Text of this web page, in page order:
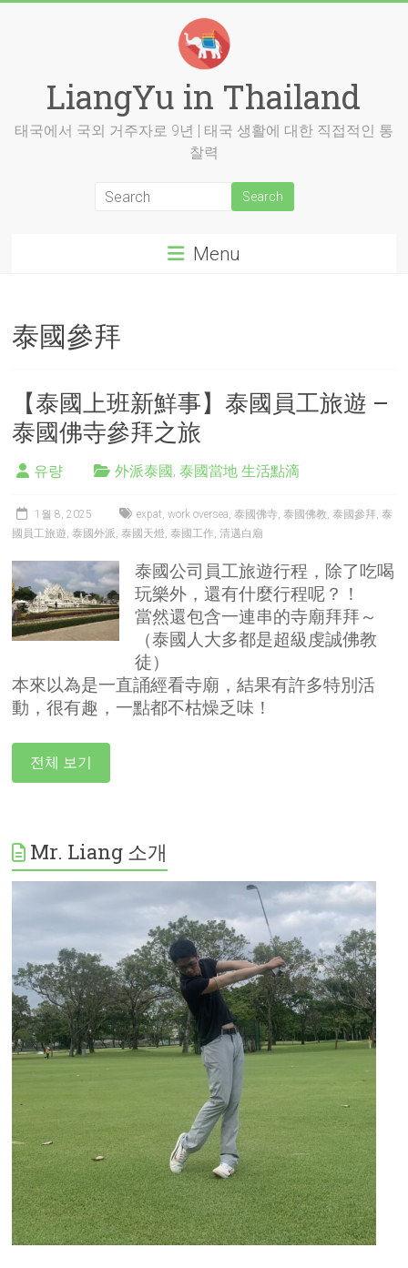
LiangYu in Thailand
태국에서 국외 거주자로 9년 | 태국 생활에 대한 직접적인 통
찰력
Menu
泰國參拜
【泰國上班新鮮事】泰國員工旅遊 –
泰國佛寺參拜之旅
유량 外派泰國,泰國當地 生活點滴
1월 8, 2025 expat,work oversea,泰國佛寺,泰國佛教,泰國參拜,泰
國員工旅遊,泰國外派,泰國天燈,泰國工作,清邁白廟
泰國公司員工旅遊行程，除了吃喝
玩樂外，還有什麼行程呢？！
當然還包含一連串的寺廟拜拜～
（泰國人大多都是超級虔誠佛教
徒）
本來以為是一直誦經看寺廟，結果有許多特別活
動，很有趣，一點都不枯燥乏味！
전체 보기
Mr. Liang 소개